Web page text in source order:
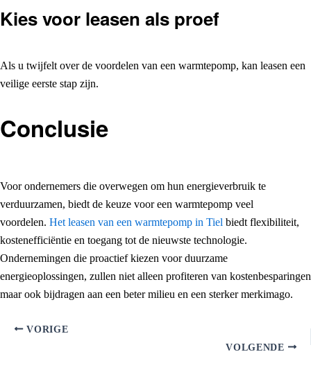
Kies voor leasen als proef
Als u twijfelt over de voordelen van een warmtepomp, kan leasen een
veilige eerste stap zijn.
Conclusie
Voor ondernemers die overwegen om hun energieverbruik te
verduurzamen, biedt de keuze voor een warmtepomp veel
voordelen. Het leasen van een warmtepomp in Tiel biedt flexibiliteit,
kostenefficiëntie en toegang tot de nieuwste technologie.
Ondernemingen die proactief kiezen voor duurzame
energieoplossingen, zullen niet alleen profiteren van kostenbesparingen
maar ook bijdragen aan een beter milieu en een sterker merkimago.
VORIGE
VOLGENDE